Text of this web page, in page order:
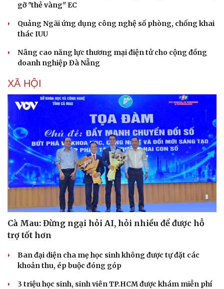
gỡ "thẻ vàng" EC
Quảng Ngãi ứng dụng công nghệ số phòng, chống khai
thác IUU
Nâng cao năng lực thương mại điện tử cho cộng đồng
doanh nghiệp Đà Nẵng
XÃ HỘI
Cà Mau: Đừng ngại hỏi AI, hỏi nhiều để được hỗ
trợ tốt hơn
Ban đại diện cha mẹ học sinh không được tự đặt các
khoản thu, ép buộc đóng góp
3 triệu học sinh, sinh viên TP.HCM được khám miễn phí